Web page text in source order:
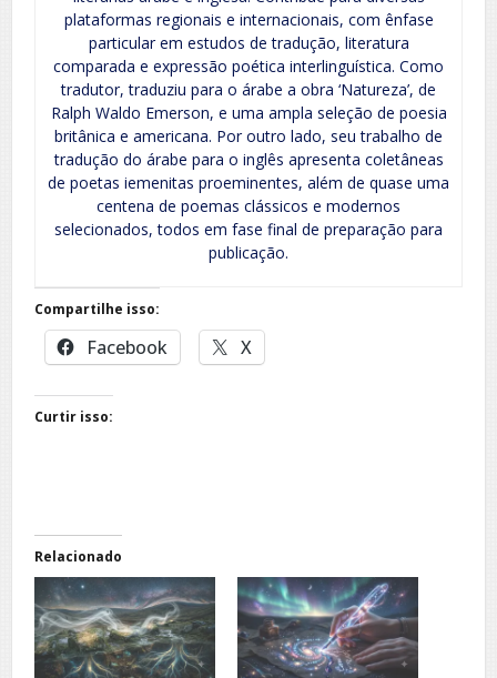
plataformas regionais e internacionais, com ênfase
particular em estudos de tradução, literatura
comparada e expressão poética interlinguística. Como
tradutor, traduziu para o árabe a obra ‘Natureza’, de
Ralph Waldo Emerson, e uma ampla seleção de poesia
britânica e americana. Por outro lado, seu trabalho de
tradução do árabe para o inglês apresenta coletâneas
de poetas iemenitas proeminentes, além de quase uma
centena de poemas clássicos e modernos
selecionados, todos em fase final de preparação para
publicação.
Compartilhe isso:
Facebook X
Curtir isso:
Relacionado